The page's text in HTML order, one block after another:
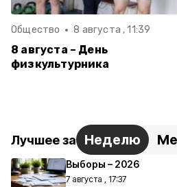
Общество 8 августа , 11:39
8 августа – День
физкультурника
Лучшее за Неделю
Выборы – 2026
7 августа , 17:37